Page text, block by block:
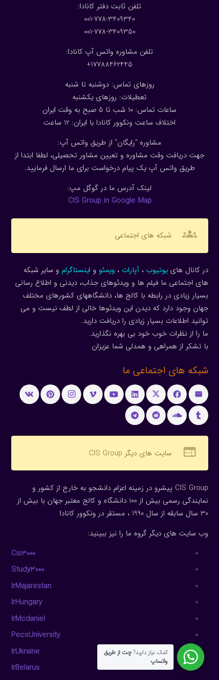
:تلفن ثابت دفتر کانادا
001-778-3409340
001-778-3409350
تلفن مشاوره واتس آپ کانادا:
17788462445+
روزهای تماس: دوشنبه تا شنبه
تعطیلات: روزهای یکشنبه
ساعات تماس: 10 شب تا 5 صبح به وقت ایران
اختلاف ساعت ونکوور کانادا با ایران: 1 2 ساعت
مشاوره “رایگان” از طریق واتس آپ:
جهت دریافت وقت مشاوره و تعیین مشاور تحصیلی، لطفا ابتدا از
طریق واتس آپ یک پیام درخواست برای ما ارسال فرمایید.
لینک آدرس ما در گوگل مپ:
CIS Group in Google Map
groups شبکه های اجتماعی
در کانال هاییوتیوب ، آپارات ، ویمئو و اینستاگرام و سایر شبکه
های اجتماعی ما فیلم ها و ویدئوهای جذاب، دیدنی و اطلاع رسانی
بسیار زیادی در رابطه با کالج ها، دانشگاههای کشورهای مختلف
جهان وجود دارد که دیدن این ویدئوها خالی از لطف نیست و می
توانید اطلاعات بسیار زیادی را دریافت دارید.
ما را از نظرات خوب خود بی بهره نگذارید.
با تشکر از همراهی و همدلی شما عزیزان
شبکه های اجتماعی ما
web سایت های دیگر CIS Group
CIS Group پیشرو در زمینه اعزام دانشجو به خارج از کشور و
نمایندگی رسمی بیش از 100 دانشگاه و کالج معتبر جهان با بیش از
30 سال سابقه از سال 1990 ، مستقر در ونکوور کانادا
وب سایت های دیگر گروه ما را نیز ببینید:
Cis3000
Study3000
IrMajarestan
IrHungary
IrMcdaniel
PecsUniversity
IrUkraine
IrBelarus
کمک نیاز دارید?چت از طریق
واتساپ